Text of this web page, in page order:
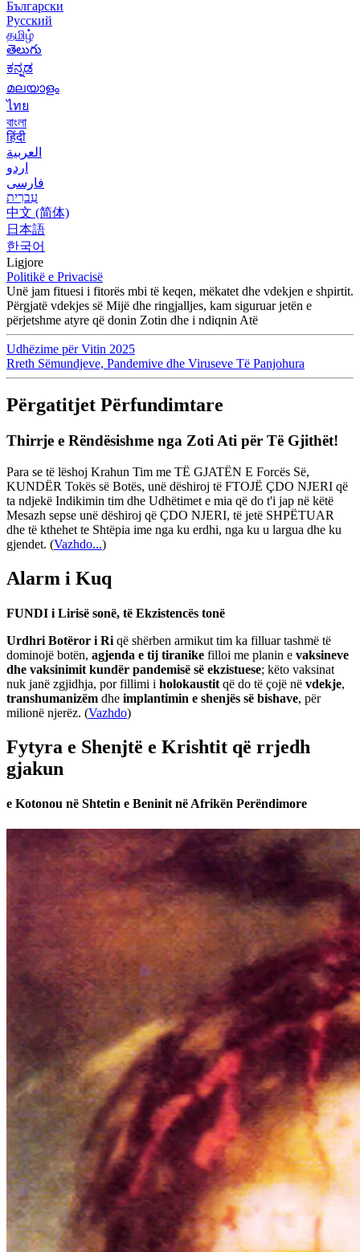
Български
Русский
தமிழ்
తెలుగు
ಕನ್ನಡ
മലയാളം
ไทย
বাংলা
हिंदी
العربية
اردو
فارسی
עִברִית
中文 (简体)
日本語
한국어
Ligjore
Politikë e Privacisë
Unë jam fituesi i fitorës mbi të keqen, mëkatet dhe vdekjen e shpirtit.
Përgjatë vdekjes së Mijë dhe ringjalljes, kam siguruar jetën e
përjetshme atyre që donin Zotin dhe i ndiqnin Atë
Udhëzime për Vitin 2025
Rreth Sëmundjeve, Pandemive dhe Viruseve Të Panjohura
Përgatitjet Përfundimtare
Thirrje e Rëndësishme nga Zoti Ati për Të Gjithët!
Para se të lëshoj Krahun Tim me TË GJATËN E Forcës Së,
KUNDËR Tokës së Botës, unë dëshiroj të FTOJË ÇDO NJERI që
ta ndjekë Indikimin tim dhe Udhëtimet e mia që do t'i jap në këtë
Mesazh sepse unë dëshiroj që ÇDO NJERI, të jetë SHPËTUAR
dhe të kthehet te Shtëpia ime nga ku erdhi, nga ku u largua dhe ku
gjendet. (Vazhdo...)
Alarm i Kuq
FUNDI i Lirisë sonë, të Ekzistencës tonë
Urdhri Botëror i Ri që shërben armikut tim ka filluar tashmë të
dominojë botën, agjenda e tij tiranike filloi me planin e vaksineve
dhe vaksinimit kundër pandemisë së ekzistuese; këto vaksinat
nuk janë zgjidhja, por fillimi i holokaustit që do të çojë në vdekje,
transhumanizëm dhe implantimin e shenjës së bishave, për
milionë njerëz. (Vazhdo)
Fytyra e Shenjtë e Krishtit që rrjedh
gjakun
e Kotonou në Shtetin e Beninit në Afrikën Perëndimore